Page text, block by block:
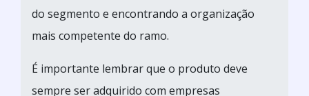
do segmento e encontrando a organização
mais competente do ramo.
É importante lembrar que o produto deve
sempre ser adquirido com empresas